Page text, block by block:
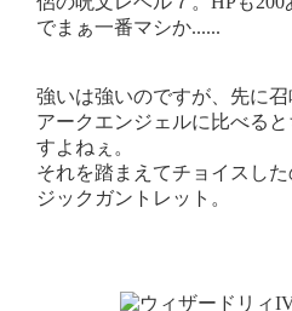
でまぁ一番マシか......
強いは強いのですが、先に
アークエンジェルに比べる
すよねぇ。
それを踏まえてチョイスし
ジックガントレット。